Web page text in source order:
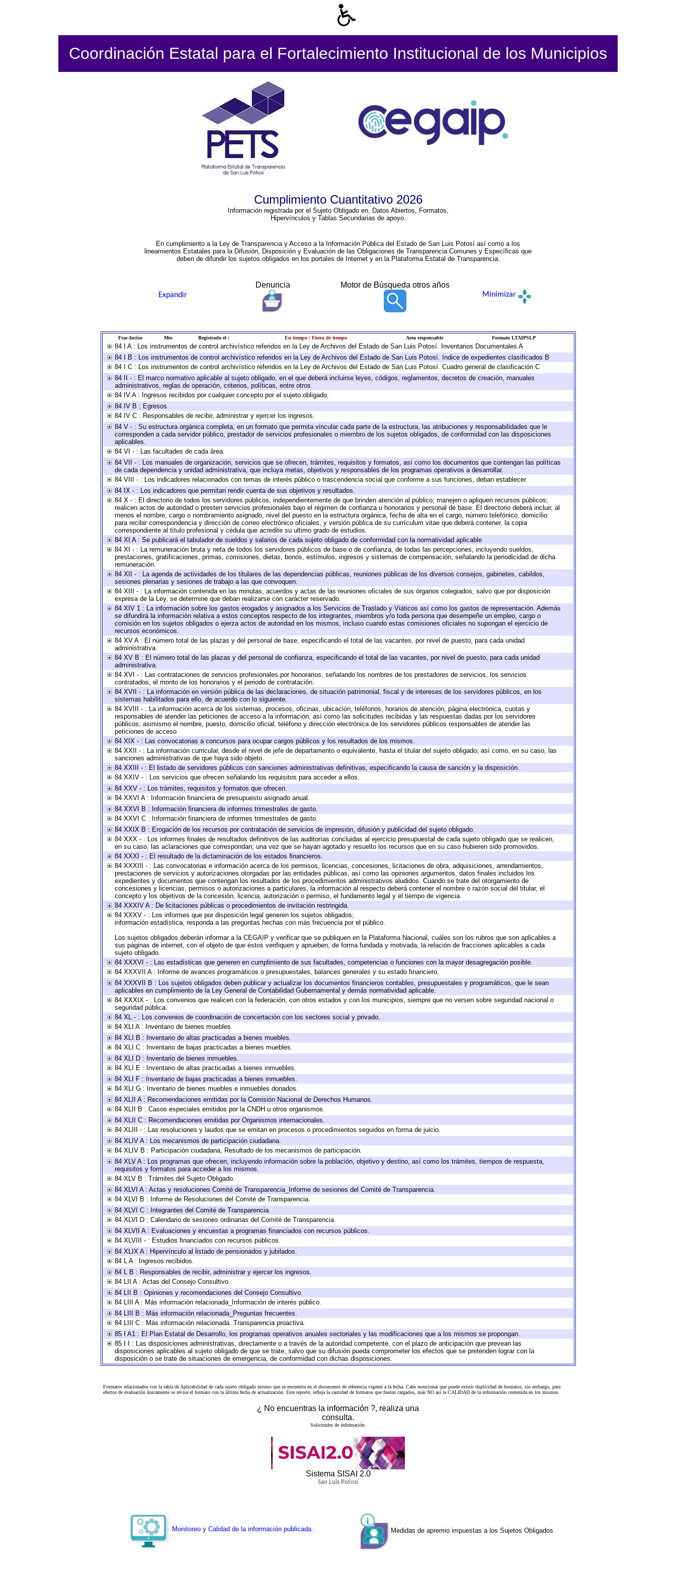
Coordinación Estatal para el Fortalecimiento Institucional de los Municipios
Cumplimiento Cuantitativo 2026
Información registrada por el Sujeto Obligado en, Datos Abiertos, Formatos,
Hipervínculos y Tablas Secundarias de apoyo.
En cumplimiento a la Ley de Transparencia y Acceso a la Información Pública del Estado de San Luis Potosí así como a los
lineamientos Estatales para la Difusión, Disposición y Evaluación de las Obligaciones de Transparencia Comunes y Específicas que
deben de difundir los sujetos obligados en los portales de Internet y en la Plataforma Estatal de Transparencia.
Denuncia Motor de Búsqueda otros años
Expandir Minimizar
Frac-Inciso Mes Registrado el : En tiempo / Fuera de tiempo Area responsable Formato LTAIPSLP
84 I A : Los instrumentos de control archivístico referidos en la Ley de Archivos del Estado de San Luis Potosí. Inventarios Documentales A
84 I B : Los instrumentos de control archivístico referidos en la Ley de Archivos del Estado de San Luis Potosí. Indice de expedientes clasificados B
84 I C : Los instrumentos de control archivístico referidos en la Ley de Archivos del Estado de San Luis Potosí. Cuadro general de clasificación C
84 II - : El marco normativo aplicable al sujeto obligado, en el que deberá incluirse leyes, códigos, reglamentos, decretos de creación, manuales
administrativos, reglas de operación, criterios, políticas, entre otros
84 IV A : Ingresos recibidos por cualquier concepto por el sujeto obligado.
84 IV B : Egresos.
84 IV C : Responsables de recibir, administrar y ejercer los ingresos.
84 V - : Su estructura orgánica completa, en un formato que permita vincular cada parte de la estructura, las atribuciones y responsabilidades que le
corresponden a cada servidor público, prestador de servicios profesionales o miembro de los sujetos obligados, de conformidad con las disposiciones
aplicables.
84 VI - : Las facultades de cada área.
84 VII - : Los manuales de organización, servicios que se ofrecen, trámites, requisitos y formatos, así como los documentos que contengan las políticas
de cada dependencia y unidad administrativa, que incluya metas, objetivos y responsables de los programas operativos a desarrollar.
84 VIII - : Los indicadores relacionados con temas de interés público o trascendencia social que conforme a sus funciones, deban establecer.
84 IX - : Los indicadores que permitan rendir cuenta de sus objetivos y resultados.
84 X - : El directorio de todos los servidores públicos, independientemente de que brinden atención al público; manejen o apliquen recursos públicos;
realicen actos de autoridad o presten servicios profesionales bajo el régimen de confianza u honorarios y personal de base. El directorio deberá incluir, al
menos el nombre, cargo o nombramiento asignado, nivel del puesto en la estructura orgánica, fecha de alta en el cargo, número telefónico, domicilio
para recibir correspondencia y dirección de correo electrónico oficiales, y versión pública de su currículum vitae que deberá contener, la copia
correspondiente al título profesional y cédula que acredite su ultimo grado de estudios.
84 XI A : Se publicará el tabulador de sueldos y salarios de cada sujeto obligado de conformidad con la normatividad aplicable
84 XI - : La remuneración bruta y neta de todos los servidores públicos de base o de confianza, de todas las percepciones, incluyendo sueldos,
prestaciones, gratificaciones, primas, comisiones, dietas, bonos, estímulos, ingresos y sistemas de compensación, señalando la periodicidad de dicha
remuneración.
84 XII - : La agenda de actividades de los titulares de las dependencias públicas, reuniones públicas de los diversos consejos, gabinetes, cabildos,
sesiones plenarias y sesiones de trabajo a las que convoquen.
84 XIII - : La información contenida en las minutas, acuerdos y actas de las reuniones oficiales de sus órganos colegiados, salvo que por disposición
expresa de la Ley, se determine que deban realizarse con carácter reservado.
84 XIV 1 : La información sobre los gastos erogados y asignados a los Servicios de Traslado y Viáticos así como los gastos de representación. Además
se difundirá la información relativa a estos conceptos respecto de los integrantes, miembros y/o toda persona que desempeñe un empleo, cargo o
comisión en los sujetos obligados o ejerza actos de autoridad en los mismos, incluso cuando estas comisiones oficiales no supongan el ejercicio de
recursos económicos.
84 XV A : El número total de las plazas y del personal de base, especificando el total de las vacantes, por nivel de puesto, para cada unidad
administrativa.
84 XV B : El número total de las plazas y del personal de confianza, especificando el total de las vacantes, por nivel de puesto, para cada unidad
administrativa.
84 XVI - : Las contrataciones de servicios profesionales por honorarios, señalando los nombres de los prestadores de servicios, los servicios
contratados, el monto de los honorarios y el periodo de contratación.
84 XVII - : La información en versión pública de las declaraciones, de situación patrimonial, fiscal y de intereses de los servidores públicos, en los
sistemas habilitados para ello, de acuerdo con lo siguiente.
84 XVIII - : La información acerca de los sistemas, procesos, oficinas, ubicación, teléfonos, horarios de atención, página electrónica, cuotas y
responsables de atender las peticiones de acceso a la información, así como las solicitudes recibidas y las respuestas dadas por los servidores
públicos; asimismo el nombre, puesto, domicilio oficial, teléfono y dirección electrónica de los servidores públicos responsables de atender las
peticiones de acceso
84 XIX - : Las convocatorias a concursos para ocupar cargos públicos y los resultados de los mismos.
84 XXII - : La información curricular, desde el nivel de jefe de departamento o equivalente, hasta el titular del sujeto obligado; así como, en su caso, las
sanciones administrativas de que haya sido objeto.
84 XXIII - : El listado de servidores públicos con sanciones administrativas definitivas, especificando la causa de sanción y la disposición.
84 XXIV - : Los servicios que ofrecen señalando los requisitos para acceder a ellos.
84 XXV - : Los trámites, requisitos y formatos que ofrecen.
84 XXVI A : Información financiera de presupuesto asignado anual.
84 XXVI B : Información financiera de informes trimestrales de gasto.
84 XXVI C : Información financiera de informes trimestrales de gasto.
84 XXIX B : Erogación de los recursos por contratación de servicios de impresión, difusión y publicidad del sujeto obligado.
84 XXX - : Los informes finales de resultados definitivos de las auditorías concluidas al ejercicio presupuestal de cada sujeto obligado que se realicen,
en su caso, las aclaraciones que correspondan; una vez que se hayan agotado y resuelto los recursos que en su caso hubieren sido promovidos.
84 XXXI - : El resultado de la dictaminación de los estados financieros.
84 XXXIII - : Las convocatorias e información acerca de los permisos, licencias, concesiones, licitaciones de obra, adquisiciones, arrendamientos,
prestaciones de servicios y autorizaciones otorgadas por las entidades públicas, así como las opiniones argumentos, datos finales incluidos los
expedientes y documentos que contengan los resultados de los procedimientos administrativos aludidos. Cuando se trate del otorgamiento de
concesiones y licencias, permisos o autorizaciones a particulares, la información al respecto deberá contener el nombre o razón social del titular, el
concepto y los objetivos de la concesión, licencia, autorización o permiso, el fundamento legal y el tiempo de vigencia.
84 XXXIV A : De licitaciones públicas o procedimientos de invitación restringida.
84 XXXV - : Los informes que por disposición legal generen los sujetos obligados;
información estadística, responda a las preguntas hechas con más frecuencia por el público.
Los sujetos obligados deberán informar a la CEGAIP y verificar que se publiquen en la Plataforma Nacional, cuáles son los rubros que son aplicables a
sus páginas de internet, con el objeto de que éstos verifiquen y aprueben, de forma fundada y motivada, la relación de fracciones aplicables a cada
sujeto obligado.
84 XXXVI - : Las estadísticas que generen en cumplimiento de sus facultades, competencias o funciones con la mayor desagregación posible.
84 XXXVII A : Informe de avances programáticos o presupuestales, balances generales y su estado financiero.
84 XXXVII B : Los sujetos obligados deben publicar y actualizar los documentos financieros contables, presupuestales y programáticos, que le sean
aplicables en cumplimiento de la Ley General de Contabilidad Gubernamental y demás normatividad aplicable.
84 XXXIX - : Los convenios que realicen con la federación, con otros estados y con los municipios, siempre que no versen sobre seguridad nacional o
seguridad pública.
84 XL - : Los convenios de coordinación de concertación con los sectores social y privado.
84 XLI A : Inventario de bienes muebles.
84 XLI B : Inventario de altas practicadas a bienes muebles.
84 XLI C : Inventario de bajas practicadas a bienes muebles.
84 XLI D : Inventario de bienes inmuebles.
84 XLI E : Inventario de altas practicadas a bienes inmuebles.
84 XLI F : Inventario de bajas practicadas a bienes inmuebles.
84 XLI G : Inventario de bienes muebles e inmuebles donados.
84 XLII A : Recomendaciones emitidas por la Comisión Nacional de Derechos Humanos.
84 XLII B : Casos especiales emitidos por la CNDH u otros organismos.
84 XLII C : Recomendaciones emitidas por Organismos internacionales.
84 XLIII - : Las resoluciones y laudos que se emitan en procesos o procedimientos seguidos en forma de juicio.
84 XLIV A : Los mecanismos de participación ciudadana.
84 XLIV B : Participación ciudadana, Resultado de los mecanismos de participación.
84 XLV A : Los programas que ofrecen, incluyendo información sobre la población, objetivo y destino, así como los trámites, tiempos de respuesta,
requisitos y formatos para acceder a los mismos.
84 XLV B : Trámites del Sujeto Obligado.
84 XLVI A : Actas y resoluciones Comité de Transparencia_Informe de sesiones del Comité de Transparencia.
84 XLVI B : Informe de Resoluciones del Comité de Transparencia.
84 XLVI C : Integrantes del Comité de Transparencia.
84 XLVI D : Calendario de sesiones ordinarias del Comité de Transparencia.
84 XLVII A : Evaluaciones y encuestas a programas financiados con recursos públicos.
84 XLVIII - : Estudios financiados con recursos públicos.
84 XLIX A : Hipervínculo al listado de pensionados y jubilados.
84 L A : Ingresos recibidos.
84 L B : Responsables de recibir, administrar y ejercer los ingresos.
84 LII A : Actas del Consejo Consultivo.
84 LII B : Opiniones y recomendaciones del Consejo Consultivo.
84 LIII A : Más información relacionada_Información de interés público.
84 LIII B : Más información relacionada_Preguntas frecuentes.
84 LIII C : Más información relacionada. Transparencia proactiva.
85 I A1 : El Plan Estatal de Desarrollo, los programas operativos anuales sectoriales y las modificaciones que a los mismos se propongan.
85 I I : Las disposiciones administrativas, directamente o a través de la autoridad competente, con el plazo de anticipación que prevean las
disposiciones aplicables al sujeto obligado de que se trate, salvo que su difusión pueda comprometer los efectos que se pretenden lograr con la
disposición o se trate de situaciones de emergencia, de conformidad con dichas disposiciones.
Formatos relacionados con la tabla de Aplicabilidad de cada sujeto obligado mismo que se encuentra en el documento de referenciavigente a la fecha. Cabe mencionar que puede existir duplicidad de formatos, sin embargo, para
efectos de evaluación únicamente se revisa el formato con la última fecha de actualización. Este reporte, refleja la cantidad de formatos que fueron cargados, más NO así la CALIDAD de la información contenida en los mismos.
¿ No encuentras la información ?, realiza una
consulta.
Solicitudes de información.
Sistema SISAI 2.0
San Luis Potosí
Monitoreo y Calidad de la información publicada. Medidas de apremio impuestas a los Sujetos Obligados